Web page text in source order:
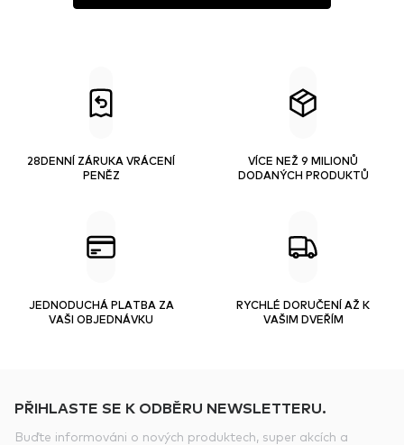
28DENNÍ ZÁRUKA VRÁCENÍ
PENĚZ
VÍCE NEŽ 9 MILIONŮ
DODANÝCH PRODUKTŮ
JEDNODUCHÁ PLATBA ZA
VAŠI OBJEDNÁVKU
RYCHLÉ DORUČENÍ AŽ K
VAŠIM DVEŘÍM
PŘIHLASTE SE K ODBĚRU NEWSLETTERU.
Buďte informováni o nových produktech, super akcích a